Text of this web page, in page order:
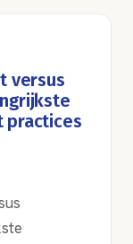
versus
practices